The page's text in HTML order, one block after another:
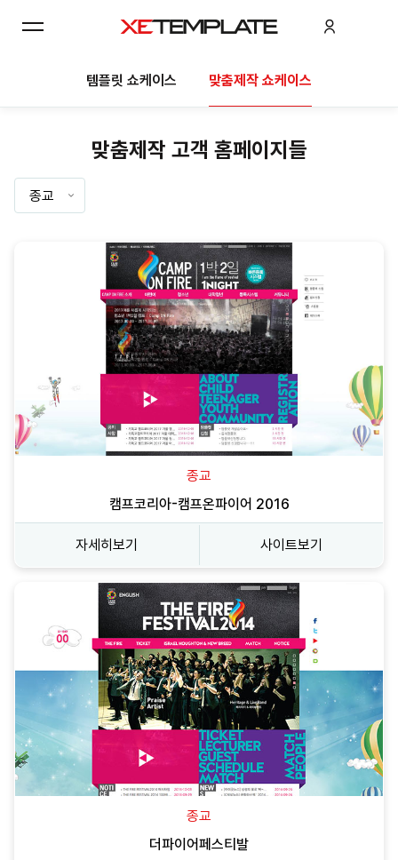
템플릿 쇼케이스 맞춤제작 쇼케이스
맞춤제작 고객 홈페이지들
종교
종교
캠프코리아-캠프온파이어 2016
자세히보기 사이트보기
종교
더파이어페스티발